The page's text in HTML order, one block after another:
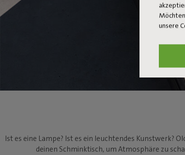
unsere
Ist es eine Lampe? Ist es ein leuchtendes Kunstwerk?
deinen Schminktisch, um Atmosphäre zu